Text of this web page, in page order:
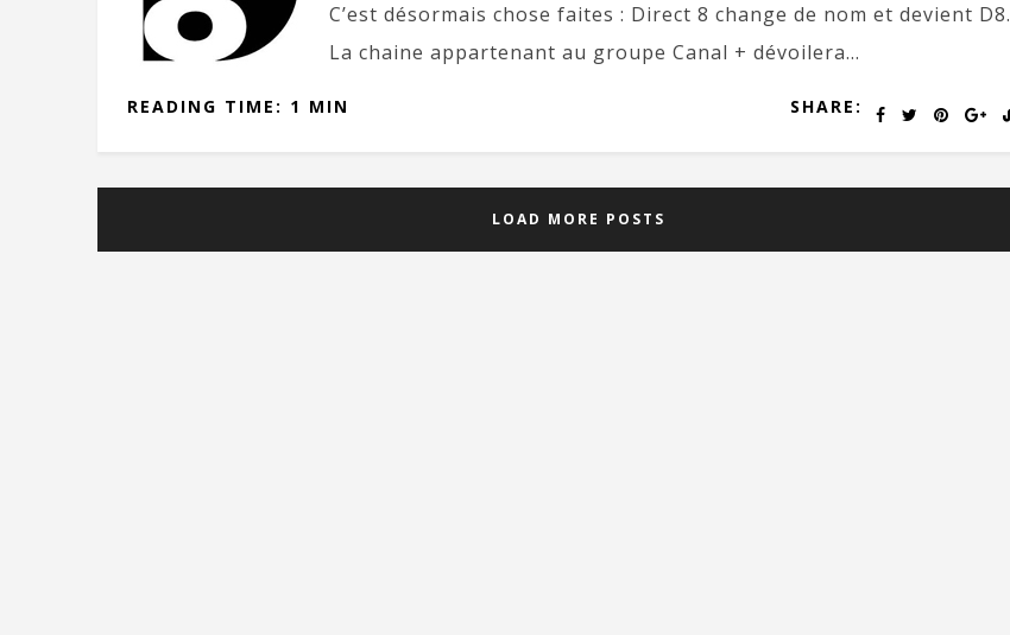
C’est désormais chose faites : Direct 8 change de nom et devient D8.
La chaine appartenant au groupe Canal + dévoilera...
SHARE:
READING TIME: 1 MIN
LOAD MORE POSTS